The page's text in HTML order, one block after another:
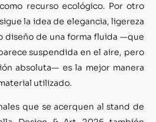
recurso ecológico. Por otro
la idea de elegancia, ligereza
diseño de una forma fluida —que
suspendida en el aire, pero
absoluta— es la mejor manera
utilizado.
que se acerquen al stand de